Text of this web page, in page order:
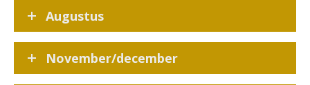
Augustus
November/december